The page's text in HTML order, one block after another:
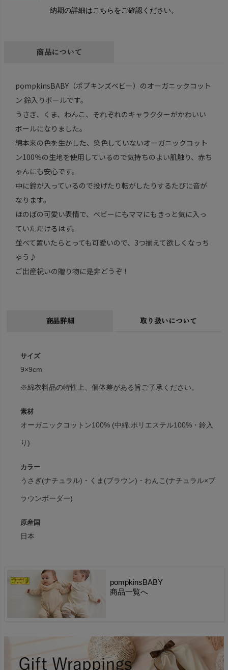
納期の詳細はこちらをご確認ください。
商品について
pompkinsBABY（ポプキンズベビー）のオーガニックコット
ン 鈴入りボールです。
うさぎ、くま、わんこ、それぞれのキャラクターがかわいい
ボールになりました。
綿本来の色を生かした、染色していないオーガニックコット
ン100％の生地を使用しているので気持ちのよい肌触り、赤ち
ゃんにも安心です。
中に鈴が入っているので投げたり転がしたりするたびに音が
なります。
ほのぼの可愛い表情で、ベビーにもママにもきっと気に入っ
ていただけるはず。
並べて置いたらとっても可愛いので、3つ揃えて欲しくなっち
ゃう♪
ご出産祝いの贈り物に是非どうぞ！
商品詳細 取り扱いについて
サイズ
9×9cm
※綿衣料品の特性上、個体差がある旨ご了承ください。
素材
オーガニックコットン100% (中綿:ポリエステル100%・鈴入
り)
カラー
うさぎ(ナチュラル)・くま(ブラウン)・わんこ(ナチュラル×ブ
ラウンボーダー)
原産国
日本
pompkinsBABY
商品一覧へ